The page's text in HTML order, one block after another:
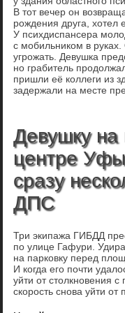
В тот вечер он
рождения друга, хотел
У психдиспансера
с мобильником в
угрожать. Девушка
но грабитель
пришли её коллеги из
задержали на месте
Девушку на
центре
сразу
ДПС
Три экипажа ГИБДД
по улице Гафури.
на парковку перед
И когда его почти
уйти от столкновения
скорость снова уйти